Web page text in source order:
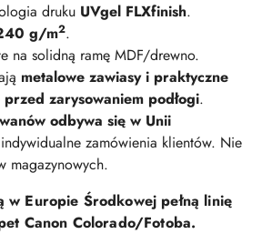
druku UVgel FLXfinish.
g/m2.
na solidną ramę MDF/drewno.
metalowe zawiasy i praktyczne
zarysowaniem podłogi.
odbywa się w Unii
zamówienia klientów. Nie
magazynowych.
w Europie Środkowej pełną linię
Canon Colorado/Fotoba.